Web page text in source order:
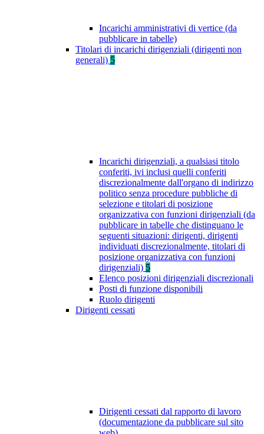
Incarichi amministrativi di vertice (da
pubblicare in tabelle)
Titolari di incarichi dirigenziali (dirigenti non
generali) 5
Incarichi dirigenziali, a qualsiasi titolo
conferiti, ivi inclusi quelli conferiti
discrezionalmente dall'organo di indirizzo
politico senza procedure pubbliche di
selezione e titolari di posizione
organizzativa con funzioni dirigenziali (da
pubblicare in tabelle che distinguano le
seguenti situazioni: dirigenti, dirigenti
individuati discrezionalmente, titolari di
posizione organizzativa con funzioni
dirigenziali) 5
Elenco posizioni dirigenziali discrezionali
Posti di funzione disponibili
Ruolo dirigenti
Dirigenti cessati
Dirigenti cessati dal rapporto di lavoro
(documentazione da pubblicare sul sito